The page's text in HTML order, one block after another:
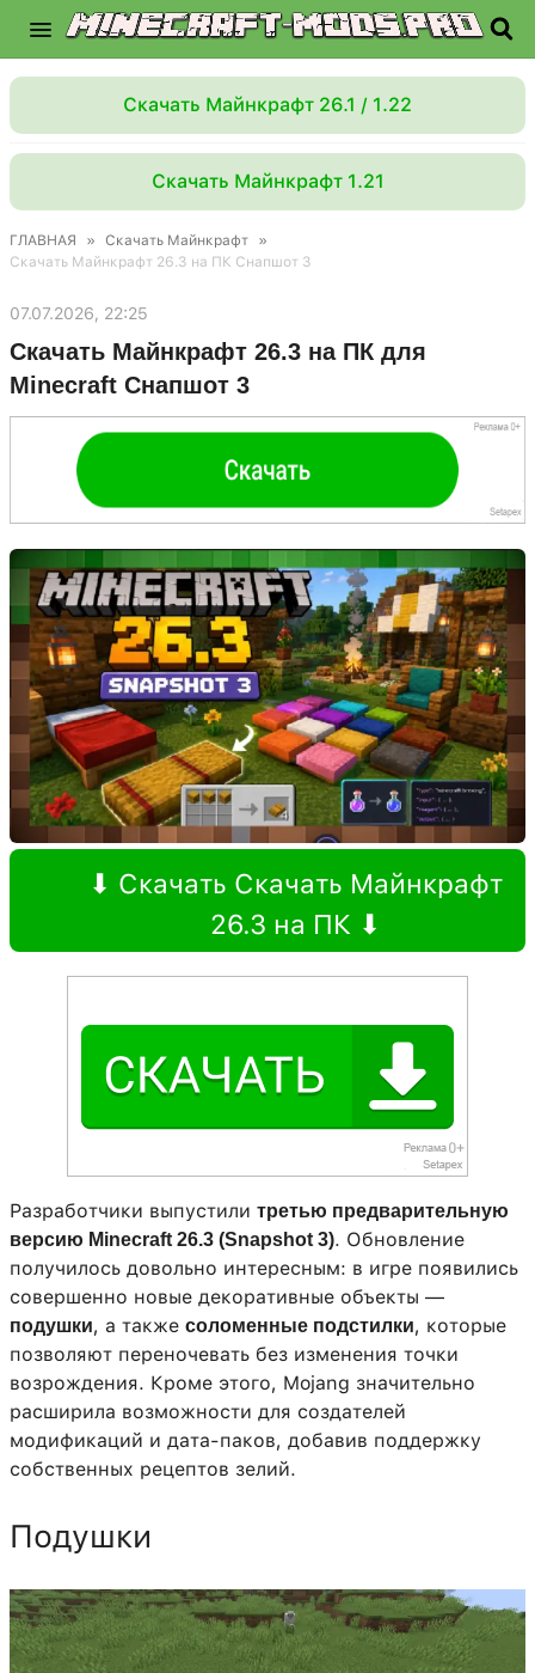
Скачать Майнкрафт 26.1 / 1.22
Скачать Майнкрафт 1.21
ГЛАВНАЯ » Скачать Майнкрафт
»
Скачать Майнкрафт 26.3 на ПК Снапшот 3
07.07.2026, 22:25
Скачать Майнкрафт 26.3 на ПК для
Minecraft Снапшот 3
⬇ Скачать Скачать Майнкрафт
26.3 на ПК ⬇
Разработчики выпустили третью предварительную
версию Minecraft 26.3 (Snapshot 3). Обновление
получилось довольно интересным: в игре появились
совершенно новые декоративные объекты —
подушки, а также соломенные подстилки, которые
позволяют переночевать без изменения точки
возрождения. Кроме этого, Mojang значительно
расширила возможности для создателей
модификаций и дата-паков, добавив поддержку
собственных рецептов зелий.
Подушки